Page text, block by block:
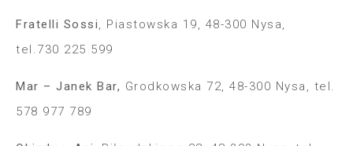
Fratelli Sossi, Piastowska 19, 48-300 Nysa,
tel.730 225 599
Mar – Janek Bar, Grodkowska 72, 48-300 Nysa, tel.
578 977 789